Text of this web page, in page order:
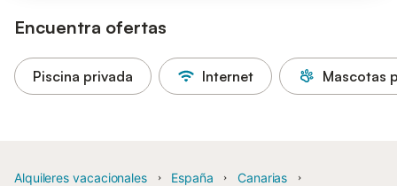
Encuentra ofertas
Piscina privada Internet Mascotas
Alquileres vacacionales España
Canarias